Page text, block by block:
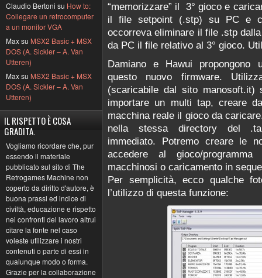
Claudio Bertoni su How to:
Collegare un retrocomputer
a un monitor VGA
Max su MSX2 Basic + MSX
DOS (A. Sickler – A. Van
Utteren)
Max su MSX2 Basic + MSX
DOS (A. Sickler – A. Van
Utteren)
IL RISPETTO È COSA
GRADITA.
Vogliamo ricordare che, pur
essendo il materiale
pubblicato sul sito di The
Retrogames Machine non
coperto da diritto d'autore, è
buona prassi ed indice di
civiltà, educazione e rispetto
nei confronti del lavoro altrui
citare la fonte nel caso
voleste utilizzare i nostri
contenuti o parte di essi in
qualunque modo o forma.
Grazie per la collaborazione
“memorizzare” il 3° gioco e
il file setpoint (.stp) su PC e
occorreva eliminare il file .stp
da PC il file relativo al 3° gioco.
Damiano e Hawui propongono
questo nuovo firmware.
(scaricabile dal sito
importare un multi tap, creare
macchina reale il gioco da
nella stessa directory del
immediato. Potremo creare le
accedere al gioco/
macchinosi o caricamento in
Per semplicità, ecco qualche
l’utilizzo di questa funzione: